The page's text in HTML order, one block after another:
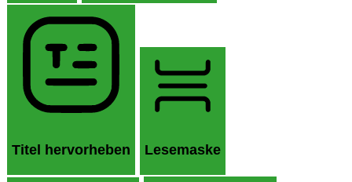
Titel hervorheben Lesemaske